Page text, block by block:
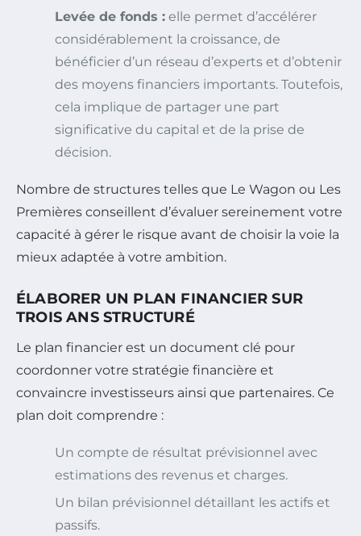
Levée de fonds : elle permet d’accélérer
considérablement la croissance, de
bénéficier d’un réseau d’experts et d’obtenir
des moyens financiers importants. Toutefois,
cela implique de partager une part
significative du capital et de la prise de
décision.
Nombre de structures telles que Le Wagon ou Les
Premières conseillent d’évaluer sereinement votre
capacité à gérer le risque avant de choisir la voie la
mieux adaptée à votre ambition.
ÉLABORER UN PLAN FINANCIER SUR
TROIS ANS STRUCTURÉ
Le plan financier est un document clé pour
coordonner votre stratégie financière et
convaincre investisseurs ainsi que partenaires. Ce
plan doit comprendre :
Un compte de résultat prévisionnel avec
estimations des revenus et charges.
Un bilan prévisionnel détaillant les actifs et
passifs.